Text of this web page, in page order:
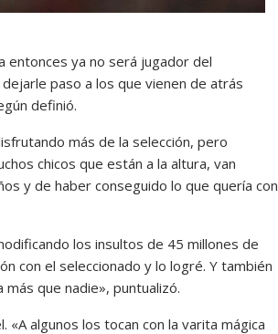
entonces ya no será jugador del
paso a los que vienen de atrás
definió.
más de la selección, pero
chicos que están a la altura, van
y de haber conseguido lo que quería con
los insultos de 45 millones de
con el seleccionado y lo logré. Y también
que nadie», puntualizó.
algunos los tocan con la varita mágica